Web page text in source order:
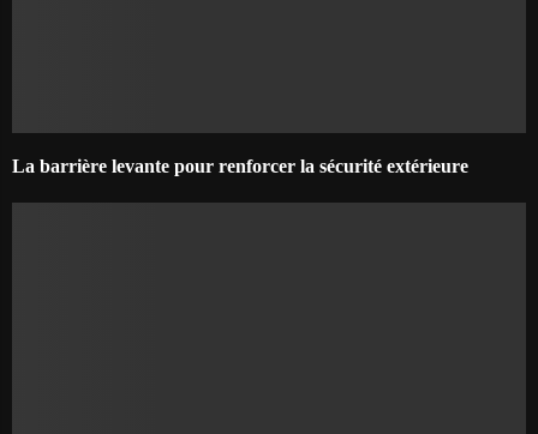
La barrière levante pour renforcer la sécurité extérieure